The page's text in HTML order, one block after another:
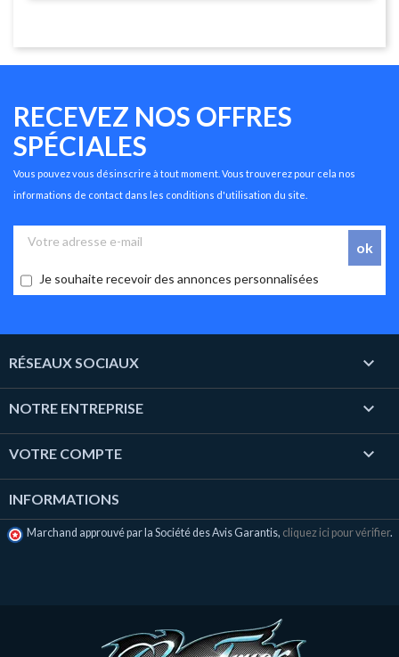
RECEVEZ NOS OFFRES
SPÉCIALES
Vous pouvez vous désinscrire à tout moment. Vous trouverez pour cela nos
informations de contact dans les conditions d'utilisation du site.
Je souhaite recevoir des annonces personnalisées
RÉSEAUX SOCIAUX 
NOTRE ENTREPRISE 
VOTRE COMPTE 
INFORMATIONS
Marchand approuvé par la Société des Avis Garantis, cliquez ici pour vérifier.